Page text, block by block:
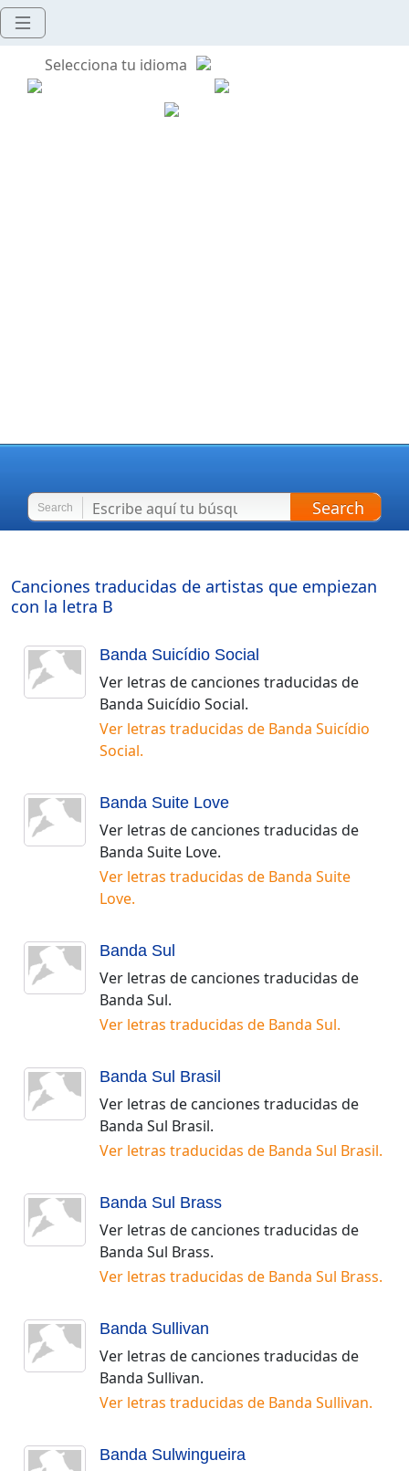
Selecciona tu idioma
Search Search
Canciones traducidas de artistas que empiezan
con la letra B
Banda Suicídio Social
Ver letras de canciones traducidas de
Banda Suicídio Social.
Ver letras traducidas de Banda Suicídio
Social.
Banda Suite Love
Ver letras de canciones traducidas de
Banda Suite Love.
Ver letras traducidas de Banda Suite
Love.
Banda Sul
Ver letras de canciones traducidas de
Banda Sul.
Ver letras traducidas de Banda Sul.
Banda Sul Brasil
Ver letras de canciones traducidas de
Banda Sul Brasil.
Ver letras traducidas de Banda Sul Brasil.
Banda Sul Brass
Ver letras de canciones traducidas de
Banda Sul Brass.
Ver letras traducidas de Banda Sul Brass.
Banda Sullivan
Ver letras de canciones traducidas de
Banda Sullivan.
Ver letras traducidas de Banda Sullivan.
Banda Sulwingueira